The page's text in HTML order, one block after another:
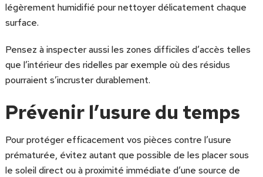
légèrement humidifié pour nettoyer délicatement chaque
surface.
Pensez à inspecter aussi les zones difficiles d’accès telles
que l’intérieur des ridelles par exemple où des résidus
pourraient s’incruster durablement.
Prévenir l’usure du temps
Pour protéger efficacement vos pièces contre l’usure
prématurée, évitez autant que possible de les placer sous
le soleil direct ou à proximité immédiate d’une source de